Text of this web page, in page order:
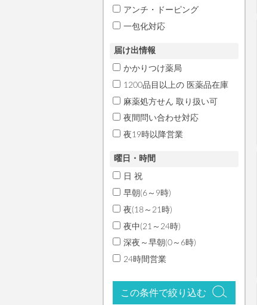
アンチ・ドーピング
一包化対応
届け出情報
かかりつけ薬局
1200品目以上の 医薬品在庫
麻薬処方せん 取り扱い可
夜間問い合わせ対応
夜19時以降営業
曜日・時間
日 祝
早朝(6～9時)
夜(18～21時)
夜中(21～24時)
深夜～早朝(0～6時)
24時間営業
この条件で絞り込む